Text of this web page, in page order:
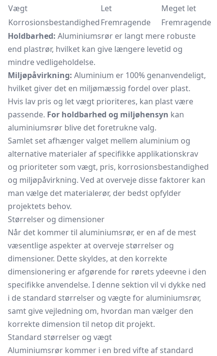
Vægt
Let
Meget let
KorrosionsbestandighedFremragende
Fremragende
Holdbarhed: Aluminiumsrør er langt mere robuste
end plastrør, hvilket kan give længere levetid og
mindre vedligeholdelse.
Miljøpåvirkning: Aluminium er 100% genanvendeligt,
hvilket giver det en miljømæssig fordel over plast.
Hvis lav pris og let vægt prioriteres, kan plast være
passende. For holdbarhed og miljøhensyn kan
aluminiumsrør blive det foretrukne valg.
Samlet set afhænger valget mellem aluminium og
alternative materialer af specifikke applikationskrav
og prioriteter som vægt, pris, korrosionsbestandighed
og miljøpåvirkning. Ved at overveje disse faktorer kan
man vælge det materialerør, der bedst opfylder
projektets behov.
Størrelser og dimensioner
Når det kommer til aluminiumsrør, er en af de mest
væsentlige aspekter at overveje størrelser og
dimensioner. Dette skyldes, at den korrekte
dimensionering er afgørende for rørets ydeevne i den
specifikke anvendelse. I denne sektion vil vi dykke ned
i de standard størrelser og vægte for aluminiumsrør,
samt give vejledning om, hvordan man vælger den
korrekte dimension til netop dit projekt.
Standard størrelser og vægt
Aluminiumsrør kommer i en bred vifte af standard